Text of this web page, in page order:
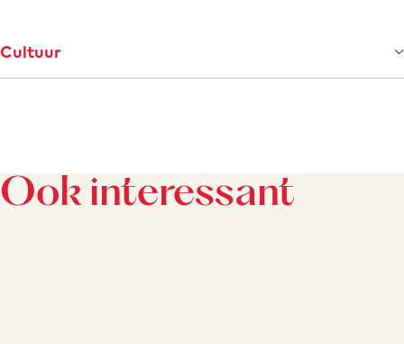
Cultuur
Ook interessant